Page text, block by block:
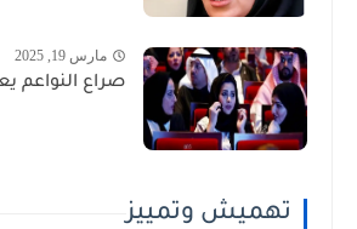
مارس 19, 2025
صراع النواعم
تهميش وتمييز